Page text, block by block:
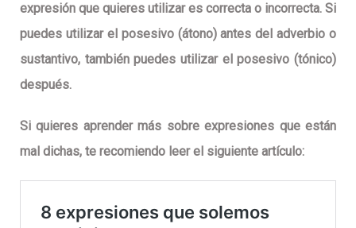
expresión que quieres utilizar es correcta o incorrecta. Si
puedes utilizar el posesivo (átono) antes del adverbio o
sustantivo, también puedes utilizar el posesivo (tónico)
después.
Si quieres aprender más sobre expresiones que están
mal dichas, te recomiendo leer el siguiente artículo: